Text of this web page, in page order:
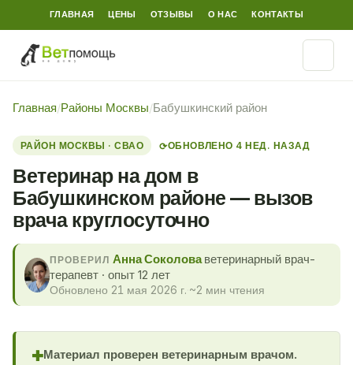
ГЛАВНАЯ ЦЕНЫ ОТЗЫВЫ О НАС КОНТАКТЫ
Главная/Районы Москвы/Бабушкинский район
РАЙОН МОСКВЫ · СВАО ⟳ОБНОВЛЕНО 4 НЕД. НАЗАД
Ветеринар на дом в
Бабушкинском районе — вызов
врача круглосуточно
ПРОВЕРИЛ Анна Соколоваветеринарный врач-
терапевт · опыт 12 лет
Обновлено 21 мая 2026 г. ~2 мин чтения
✚Материал проверен ветеринарным врачом.